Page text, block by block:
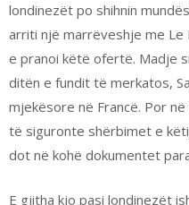
londinezët po shihnin
arriti një marrëveshje me
e pranoi këtë ofertë. Madje
ditën e fundit të merkatos,
mjekësore në Francë. Por
të siguronte shërbimet e
dot në kohë dokumentet
E gjitha kjo pasi londinezët